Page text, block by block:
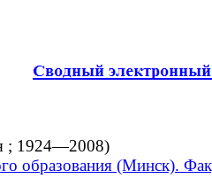
; 1924—2008)
образования (Минск).